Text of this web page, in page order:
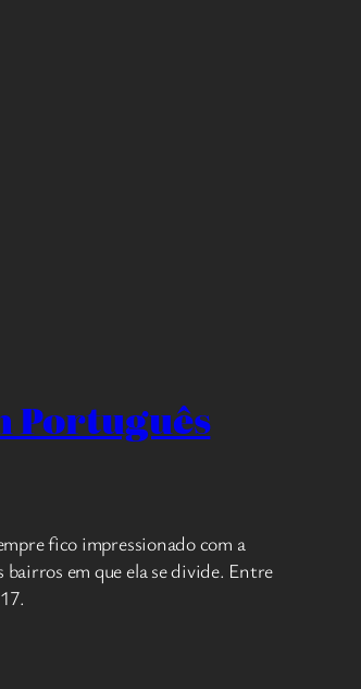
Português
fico impressionado com a
bairros em que ela se divide. Entre